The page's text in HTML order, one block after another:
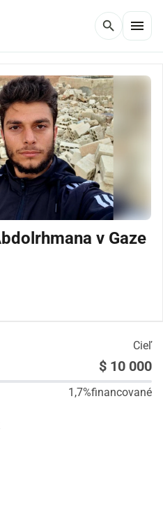
search menu
v Gaze
Cieľ
$ 10 000
1,7%financované